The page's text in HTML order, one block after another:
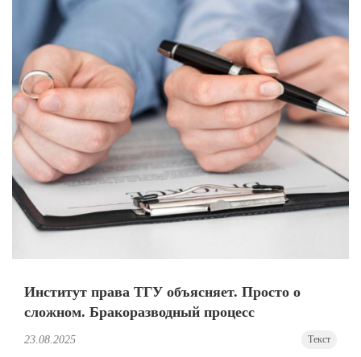
Институт права ТГУ объясняет. Просто о
сложном. Бракоразводный процесс
23.08.2025 Текст